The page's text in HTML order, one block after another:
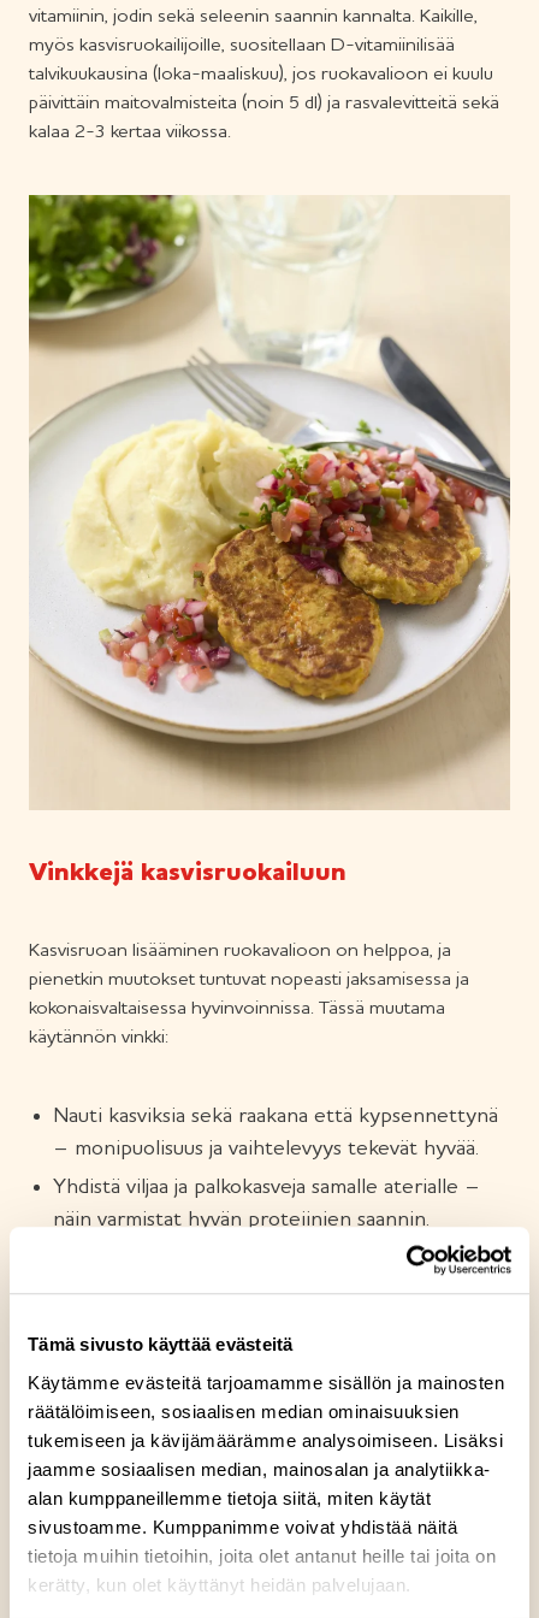
Tämä sivusto käyttää evästeitä
Käytämme evästeitä tarjoamamme sisällön ja mainosten
räätälöimiseen, sosiaalisen median ominaisuuksien
tukemiseen ja kävijämäärämme analysoimiseen. Lisäksi
jaamme sosiaalisen median, mainosalan ja analytiikka-
alan kumppaneillemme tietoja siitä, miten käytät
sivustoamme. Kumppanimme voivat yhdistää näitä
tietoja muihin tietoihin, joita olet antanut heille tai joita on
kerätty, kun olet käyttänyt heidän palvelujaan.
vitamiinin, jodin sekä seleenin saannin kannalta. Kaikille,
myös kasvisruokailijoille, suositellaan D-vitamiinilisää
talvikuukausina (loka-maaliskuu), jos ruokavalioon ei kuulu
päivittäin maitovalmisteita (noin 5 dl) ja rasvalevitteitä sekä
kalaa 2-3 kertaa viikossa.
Vinkkejä kasvisruokailuun
Kasvisruoan lisääminen ruokavalioon on helppoa, ja
pienetkin muutokset tuntuvat nopeasti jaksamisessa ja
kokonaisvaltaisessa hyvinvoinnissa. Tässä muutama
käytännön vinkki:
Nauti kasviksia sekä raakana että kypsennettynä
– monipuolisuus ja vaihtelevyys tekevät hyvää.
Yhdistä viljaa ja palkokasveja samalle aterialle –
näin varmistat hyvän proteiinien saannin.
Suosi täysjyväviljoja, kasviöljyjä ja pehmeitä rasvoja.
Valitse juureksia, vihanneksia, palkokasveja,
Muista samalla kohtuullisuus suolan ja sokerin
käytössä.
Tyyli on vapaa – tärkeintä on, että kasviksia syö
monipuolisesti vähintään puoli kiloa päivässä.